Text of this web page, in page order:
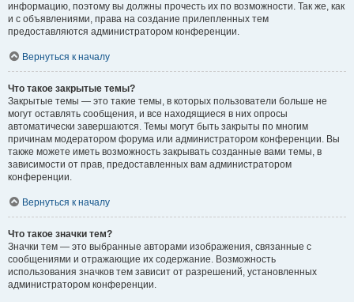
информацию, поэтому вы должны прочесть их по возможности. Так же, как
и с объявлениями, права на создание прилепленных тем
предоставляются администратором конференции.
Вернуться к началу
Что такое закрытые темы?
Закрытые темы — это такие темы, в которых пользователи больше не
могут оставлять сообщения, и все находящиеся в них опросы
автоматически завершаются. Темы могут быть закрыты по многим
причинам модератором форума или администратором конференции. Вы
также можете иметь возможность закрывать созданные вами темы, в
зависимости от прав, предоставленных вам администратором
конференции.
Вернуться к началу
Что такое значки тем?
Значки тем — это выбранные авторами изображения, связанные с
сообщениями и отражающие их содержание. Возможность
использования значков тем зависит от разрешений, установленных
администратором конференции.